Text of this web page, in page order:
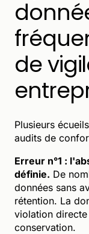
de
Plusieurs
audits de
Erreur n°1 :
définie. De
données sans
rétention. La
violation
conservation.